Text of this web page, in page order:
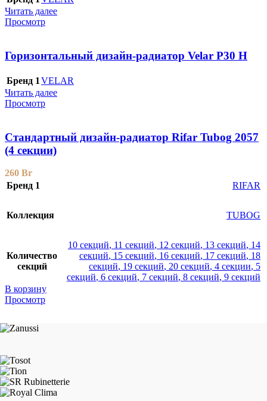
Читать далее
Просмотр
Горизонтальный дизайн-радиатор Velar P30 H
Бренд 1 VELAR
Читать далее
Просмотр
Стандартный дизайн-радиатор Rifar Tubog 2057
(4 секции)
260 Br
Бренд 1
RIFAR
Коллекция TUBOG
Количество
секций
10 секций, 11 секций, 12 секций, 13 секций, 14
секций, 15 секций, 16 секций, 17 секций, 18
секций, 19 секций, 20 секций, 4 секции, 5
секций, 6 секций, 7 секций, 8 секций, 9 секций
В корзину
Просмотр